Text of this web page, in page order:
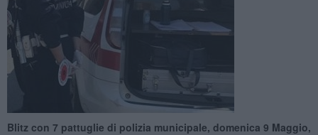
Blitz con 7 pattuglie di polizia municipale, domenica 9 Maggio,